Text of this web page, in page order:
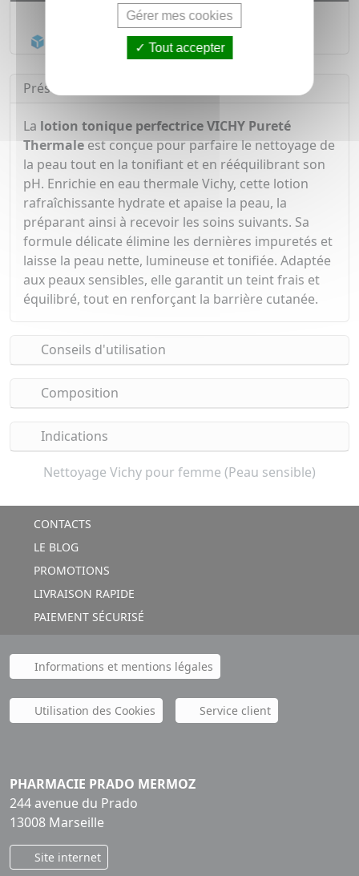
Livraison gratuite dès 55€
Acheminement Chronopost
Présentation
La lotion tonique perfectrice VICHY Pureté
Thermaleest conçue pour parfaire le nettoyage de
la peau tout en la tonifiant et en rééquilibrant son
pH. Enrichie en eau thermale Vichy, cette lotion
rafraîchissante hydrate et apaise la peau, la
préparant ainsi à recevoir les soins suivants. Sa
formule délicate élimine les dernières impuretés et
laisse la peau nette, lumineuse et tonifiée. Adaptée
aux peaux sensibles, elle garantit un teint frais et
équilibré, tout en renforçant la barrière cutanée.
Conseils d'utilisation
Composition
Indications
Nettoyage Vichy pour femme (Peau sensible)
CONTACTS
LE BLOG
PROMOTIONS
LIVRAISON RAPIDE
PAIEMENT SÉCURISÉ
Informations et mentions légales
Utilisation des Cookies Service client
PHARMACIE PRADO MERMOZ
244 avenue du Prado
13008 Marseille
Site internet
Gérer mes cookies
Tout accepter